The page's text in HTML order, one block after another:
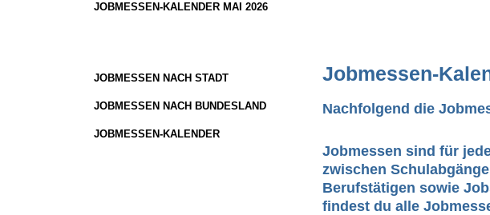
JOBMESSEN-KALENDER MAI 2026
JOBMESSEN NACH STADT
JOBMESSEN NACH BUNDESLAND
JOBMESSEN-KALENDER
Jobmessen-
Nachfolgend die
Jobmessen sind für
zwischen
Berufstätigen sowie
findest du alle